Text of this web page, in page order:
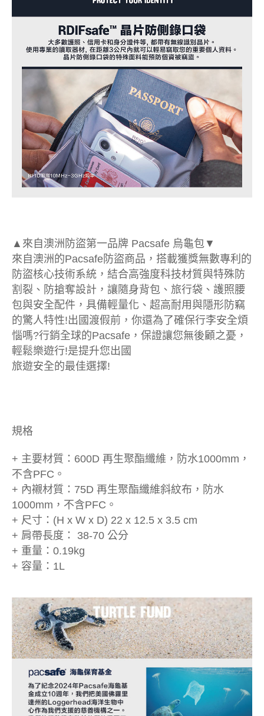
▲來自澳洲防盜第一品牌 Pacsafe 烏龜包▼
來自澳洲的Pacsafe防盜商品，搭載獲獎無數專利的
防盜核心技術系統，結合高強度科技材質與特殊防
割裂、防搶奪設計，讓隨身背包、旅行袋、護照腰
包與安全配件，具備輕量化、超高耐用與隱形防竊
的驚人特性!出國渡假前，你還為了確保行李安全煩
惱嗎?行銷全球的Pacsafe，保證讓您無後顧之憂，
輕鬆樂遊行!是提升您出國
旅遊安全的最佳選擇!
規格
+ 主要材質：600D 再生聚酯纖維，防水1000mm，
不含PFC。
+ 內襯材質：75D 再生聚酯纖維斜紋布，防水
1000mm，不含PFC。
+ 尺寸：(H x W x D) 22 x 12.5 x 3.5 cm
+ 肩帶長度： 38-70 公分
+ 重量：0.19kg
+ 容量：1L